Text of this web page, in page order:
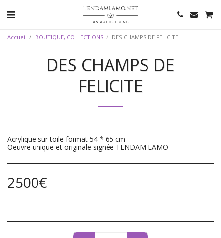
Accueil BOUTIQUE, COLLECTIONS DES CHAMPS DE FELICITE
DES CHAMPS DE
FELICITE
Acrylique sur toile format 54 * 65 cm
Oeuvre unique et originale signée TENDAM LAMO
2500€